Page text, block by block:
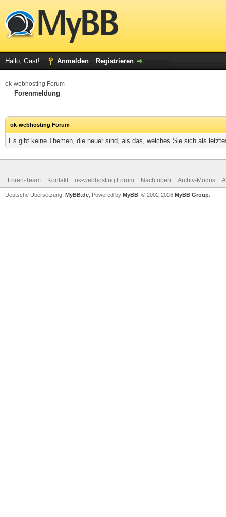
Hallo, Gast! Anmelden Registrieren
ok-webhosting Forum
Forenmeldung
ok-webhosting Forum
Es gibt keine Themen, die neuer sind, als das, welches Sie sich als
Foren-Team Kontakt ok-webhosting Forum Nach oben Archiv-Modus
Deutsche Übersetzung: MyBB.de , Powered by MyBB , © 2002-2026 MyBB Group